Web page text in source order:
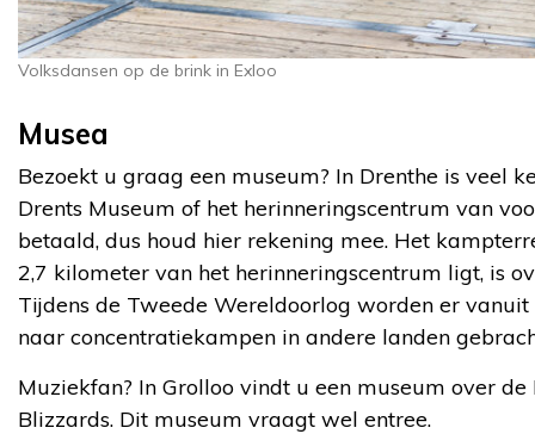
Volksdansen op de brink in Exloo
Musea
Bezoekt u graag een museum? In Drenthe is veel
Drents Museum of het herinneringscentrum van
betaald, dus houd hier rekening mee. Het
2,7 kilometer van het herinneringscentrum ligt, is
Tijdens de Tweede Wereldoorlog worden er
naar concentratiekampen in andere landen
Muziekfan? In Grolloo vindt u een museum over
Blizzards. Dit museum vraagt wel entree.